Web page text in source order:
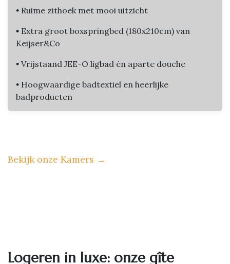
• Ruime zithoek met mooi uitzicht
• Extra groot boxspringbed (180x210cm) van
Keijser&Co
• Vrijstaand JEE-O ligbad én aparte douche
• Hoogwaardige badtextiel en heerlijke
badproducten
Bekijk onze Kamers →
Logeren in luxe: onze gîte